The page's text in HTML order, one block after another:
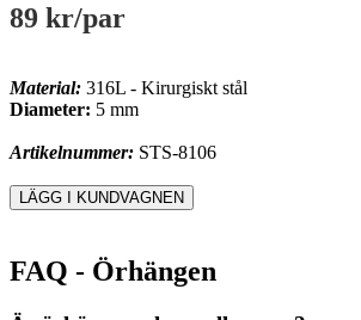
89 kr/par
Material: 316L - Kirurgiskt stål
Diameter: 5 mm
Artikelnummer: STS-8106
FAQ - Örhängen